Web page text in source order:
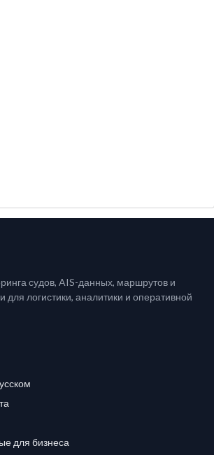
судов, AIS-данных, маршрутов и
для логистики, аналитики и оперативной
для бизнеса